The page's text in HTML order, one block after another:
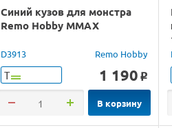
Синий кузов для монстра
Remo Hobby MMAX
D3913 Remo Hobby
Т 1 190 o
В корзину